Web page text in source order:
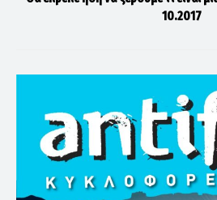
10.2017